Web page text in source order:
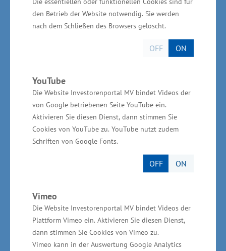
den Betrieb der Website notwendig. Sie werden
nach dem Schließen des Browsers gelöscht.
OFF ON
YouTube
Die Website Investorenportal MV bindet Videos der
von Google betriebenen Seite YouTube ein.
Aktivieren Sie diesen Dienst, dann stimmen Sie
Cookies von YouTube zu. YouTube nutzt zudem
Schriften von Google Fonts.
OFF ON
Vimeo
Die Website Investorenportal MV bindet Videos der
Plattform Vimeo ein. Aktivieren Sie diesen Dienst,
dann stimmen Sie Cookies von Vimeo zu.
Vimeo kann in der Auswertung Google Analytics
Qualifikation der Ausbilder. 95 Prozent der
Lehrlinge im deutschen Handwerk werden in
Meisterbetrieben oder in Betrieben mit
gleichwertig qualifizierten Betriebsleitern
für ein nachhaltiges und erfolgreiches
Unternehmertum und gelebter
Verbraucherschutz“, so Glawe weiter.
„Meister-Extra“ für Meister-Absolventen
Das Meister-Extra wird ab dem 01. Januar 2016
Handwerk und Industrie vergeben. Für die
bestandene Meisterprüfung gibt es eine Prämie
in Höhe von 1.000 Euro. Für 2016 sind
Landesmittel in Höhe von 500.000 Euro